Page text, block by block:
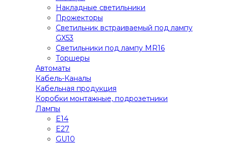
Накладные светильники
Прожекторы
Светильник встраиваемый под лампу
GX53
Светильники под лампу MR16
Торшеры
Автоматы
Кабель-Каналы
Кабельная продукция
Коробки монтажные, подрозетники
Лампы
E14
E27
GU10